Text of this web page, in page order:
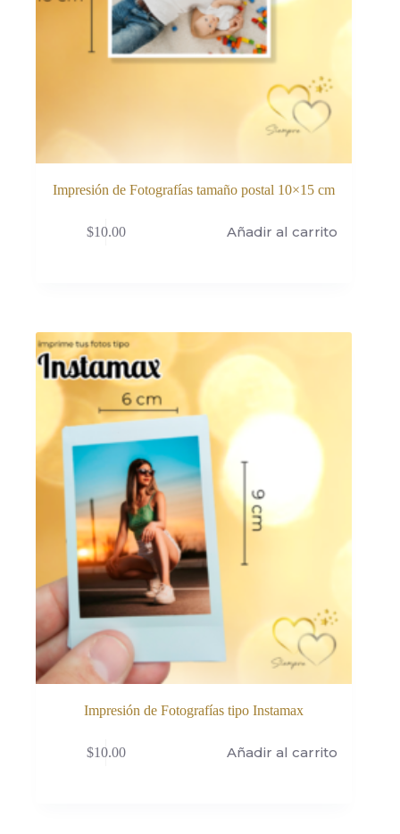
Impresión de Fotografías tamaño postal 10×15 cm
$10.00 Añadir al carrito
Impresión de Fotografías tipo Instamax
$10.00 Añadir al carrito